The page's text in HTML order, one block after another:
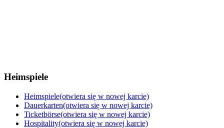
Heimspiele
Heimspiele(otwiera się w nowej karcie)
Dauerkarten(otwiera się w nowej karcie)
Ticketbörse(otwiera się w nowej karcie)
Hospitality(otwiera się w nowej karcie)